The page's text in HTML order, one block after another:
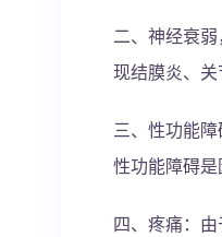
二、神经衰
现结膜炎、关
三、性功能
性功能障碍
四、疼痛：